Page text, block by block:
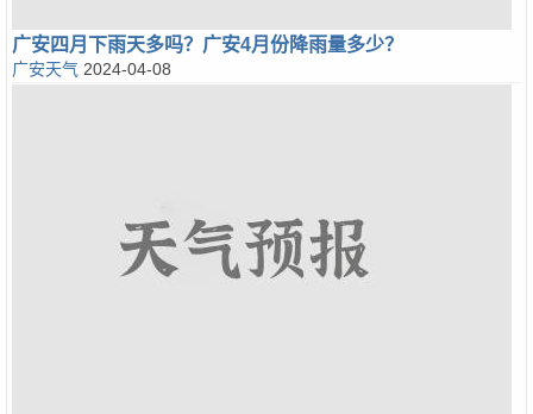
广安四月下雨天多吗？广安4月份降雨量多少？
广安天气 2024-04-08